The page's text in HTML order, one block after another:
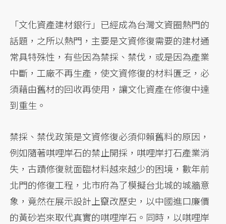
「文化資產建材銀行」已經成為台灣文資圈熱門的
話題，之所以熱門，主要是文資修復需要的建材通
常具特殊性，有些因為禁採、禁伐，或是因為產業
中斷，工廠不再生產，使文資修復的材料匱乏，必
須藉由舊材的回收再使用，讓文化資產在修復中達
到重生。
禁採、禁伐政策是文資修復必須仰賴舊料的原因，
例如隨著唭哩岸石的禁止開採，唭哩岸打石產業消
失，古蹟修復就面臨材料越來越少的困境，數年前
北門的修復工程，北市府為了模擬台北城的城牆意
象，竟然在展示設計上竄改歷史，以中國進口廉價
的黃砂岩來取代真實的唭哩岸石。同時，以唭哩岸